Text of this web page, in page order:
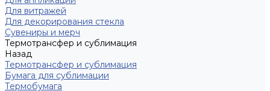
Для витражей
Для декорирования стекла
Сувениры и мерч
Термотрансфер и сублимация
Назад
Термотрансфер и сублимация
Бумага для сублимации
Термобумага